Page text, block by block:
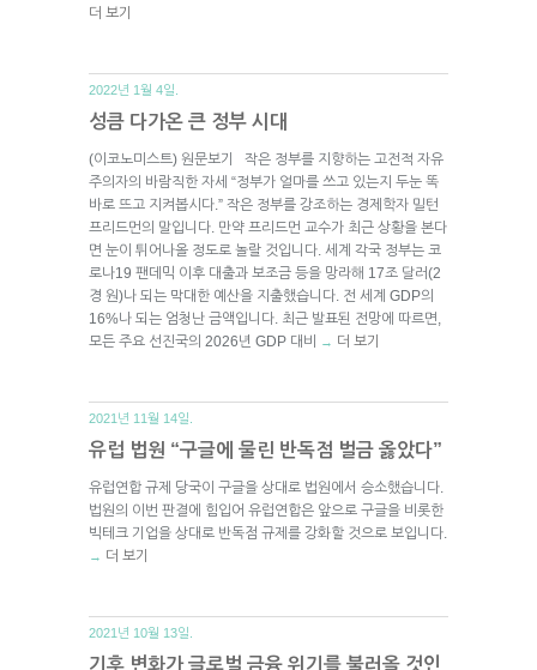
더 보기
2022년 1월 4일.
성큼 다가온 큰 정부 시대
(이코노미스트) 원문보기 작은 정부를 지향하는 고전적 자유
주의자의 바람직한 자세 “정부가 얼마를 쓰고 있는지 두눈 똑
바로 뜨고 지켜봅시다.” 작은 정부를 강조하는 경제학자 밀턴
프리드먼의 말입니다. 만약 프리드먼 교수가 최근 상황을 본다
면 눈이 튀어나올 정도로 놀랄 것입니다. 세계 각국 정부는 코
로나19 팬데믹 이후 대출과 보조금 등을 망라해 17조 달러(2
경 원)나 되는 막대한 예산을 지출했습니다. 전 세계 GDP의
16%나 되는 엄청난 금액입니다. 최근 발표된 전망에 따르면,
모든 주요 선진국의 2026년 GDP 대비
→ 더 보기
2021년 11월 14일.
유럽 법원 “구글에 물린 반독점 벌금 옳았다”
유럽연합 규제 당국이 구글을 상대로 법원에서 승소했습니다.
법원의 이번 판결에 힘입어 유럽연합은 앞으로 구글을 비롯한
빅테크 기업을 상대로 반독점 규제를 강화할 것으로 보입니다.
→ 더 보기
2021년 10월 13일.
기후 변화가 글로벌 금융 위기를 불러올 것인